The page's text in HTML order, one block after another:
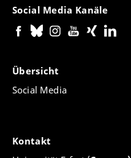
Social Media Kanäle
Übersicht
Social Media
Kontakt